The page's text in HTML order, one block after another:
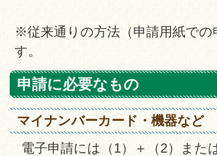
※従来通りの方法（申請用紙での
す。
申請に必要なもの
マイナンバーカード・機器など
電子申請には（1）＋（2）また